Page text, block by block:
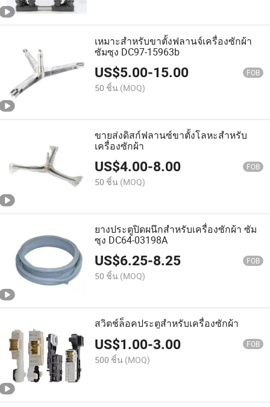
เหมาะสำหรับขาตั้งฟลานจ์เครื่องซักผ้า
ซัมซุง DC97-15963b
US$5.00-15.00 FOB
50 ชิ้น (MOQ)
ขายส่งดิสก์ฟลานซ์ขาตั้งโลหะสำหรับ
เครื่องซักผ้า
US$4.00-8.00 FOB
50 ชิ้น (MOQ)
ยางประตูปิดผนึกสำหรับเครื่องซักผ้า ซัม
ซุง DC64-03198A
US$6.25-8.25 FOB
50 ชิ้น (MOQ)
สวิตช์ล็อคประตูสำหรับเครื่องซักผ้า
US$1.00-3.00 FOB
500 ชิ้น (MOQ)